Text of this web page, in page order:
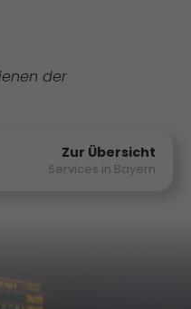
der
Zur Übersicht
Services in Bayern